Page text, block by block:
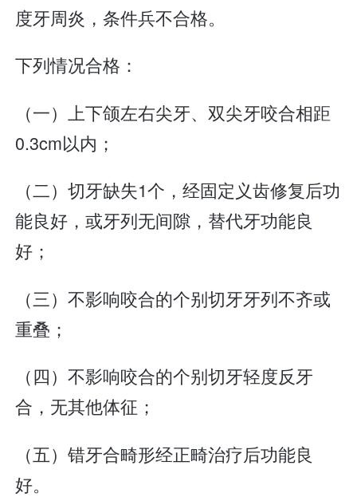
度牙周炎，条件兵不合格。
下列情况合格：
（一）上下颌左右尖牙、双尖牙咬合相距
0.3cm以内；
（二）切牙缺失1个，经固定义齿修复后功
能良好，或牙列无间隙，替代牙功能良
好；
（三）不影响咬合的个别切牙牙列不齐或
重叠；
（四）不影响咬合的个别切牙轻度反牙
合，无其他体征；
（五）错牙合畸形经正畸治疗后功能良
好。